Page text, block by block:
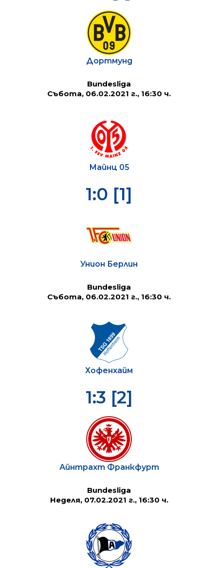
Дортмунд
Bundesliga
Събота, 06.02.2021 г., 16:30 ч.
Майнц 05
1:0 [1]
Унион Берлин
Bundesliga
Събота, 06.02.2021 г., 16:30 ч.
Хофенхайм
1:3 [2]
Айнтрахт Франкфурт
Bundesliga
Неделя, 07.02.2021 г., 16:30 ч.